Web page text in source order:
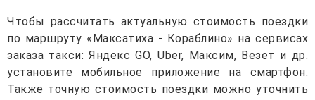
Чтобы рассчитать актуальную стоимость поездки
по маршруту «Максатиха - Кораблино» на сервисах
заказа такси: Яндекс GO, Uber, Максим, Везет и др.
установите мобильное приложение на смартфон.
Также точную стоимость поездки можно уточнить